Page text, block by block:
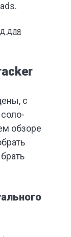
для
с
обзоре